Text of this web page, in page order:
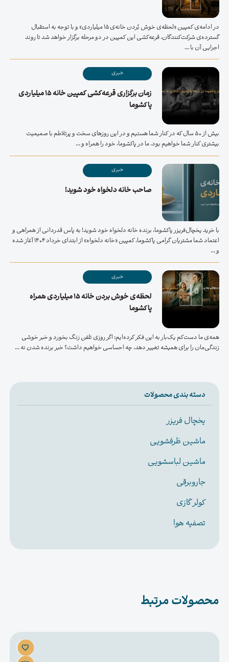
در ادامه‌ی کمپین «لحظه‌ی خوش بُردن خانه‌ی ۱۵ میلیاردی» و با توجه به استقبال
گسترده‌ی شرکت‌کنندگان، قرعه‌کشی این کمپین در دو مرحله برگزار خواهد شد تا روند
اجرایی آن با ...
خبری
زمان برگزاری قرعه‌کشی کمپین خانه ۱۵ میلیاردی
پاکشوما
بیش از 50 سال که در کنار شما هستیم و در این روزهای سخت و پرتلاطم با صمیمیت
بیشتری کنار شما خواهیم بود. ما در پاکشوما، خود را همراه و ...
خبری
صاحب خانه دلخواه خود شوید!
با خرید یخچال‌فریزر پاکشوما، برنده خانه دلخواه خود شوید! به پاس قدردانی از همراهی و
اعتماد شما مشتریان گرامی پاکشوما، کمپین «خانه دلخواه» از ابتدای خرداد ۱۴۰۴ آغاز شده
و ...
خبری
لحظه‌ی خوش بردن خانه ۱۵ میلیاردی همراه
پاکشوما
همه‌ی ما دست‌کم یک‌بار به این فکر کرده‌ایم: اگر روزی تلفن زنگ بخورد و خبر خوشی
زندگی‌مان را برای همیشه تغییر دهد، چه احساسی خواهیم داشت؟ خبر برنده شدن نه ...
دسته بندی محصولات
یخچال فریزر
ماشین ظرفشویی
ماشین لباسشویی
جاروبرقی
کولر گازی
تصفیه هوا
محصولات مرتبط